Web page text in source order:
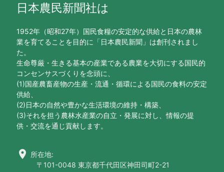
日本農民新聞社は
1952年（昭和27年）国民食糧の安定的な供給と日本の農林
業を育てることを目的に「日本農民新聞」は創刊されまし
た。
生命尊厳・生きる基本の産業である農業を大切にする国民的
コンセンサスづくりを念頭に、
(1)国産農畜産物の生産・流通・循環による国民の食料の安定
供給、
(2)日本の自然や豊かな生活環境の維持・構築、
(3)それを担う農林水産業の自立・発展に対し、情報の提
供・交流を通じ貢献します。
location_on 所在地:
〒101-0048 東京都千代田区神田司町2-21